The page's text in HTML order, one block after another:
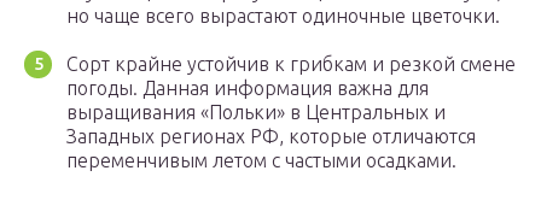
но чаще всего вырастают одиночные цветочки.
Сорт крайне устойчив к грибкам и резкой смене
погоды. Данная информация важна для
выращивания «Польки» в Центральных и
Западных регионах РФ, которые отличаются
переменчивым летом с частыми осадками.